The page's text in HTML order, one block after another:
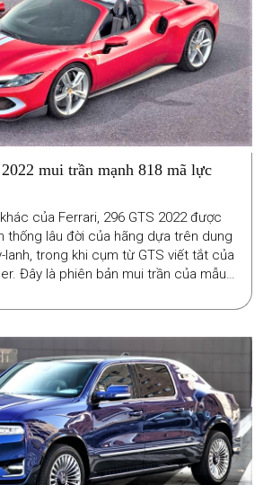
mui trần mạnh 818 mã lực
của Ferrari, 296 GTS 2022 được
thống lâu đời của hãng dựa trên dung
lanh, trong khi cụm từ GTS viết tắt của
Đây là phiên bản mui trần của mẫu